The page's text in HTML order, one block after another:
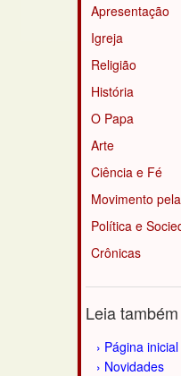
Apresentação
Igreja
Religião
História
O Papa
Arte
Ciência e Fé
Movimento
Política e
Crônicas
Leia também
Página inicial
Novidades